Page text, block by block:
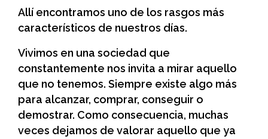
Allí encontramos uno de los rasgos más
característicos de nuestros días.
Vivimos en una sociedad que
constantemente nos invita a mirar aquello
que no tenemos. Siempre existe algo más
para alcanzar, comprar, conseguir o
demostrar. Como consecuencia, muchas
veces dejamos de valorar aquello que ya